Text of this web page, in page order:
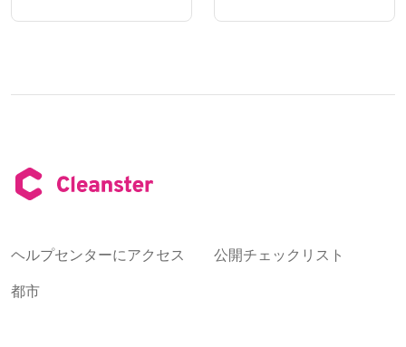
ヘルプセンターにアクセス
公開チェックリスト
都市